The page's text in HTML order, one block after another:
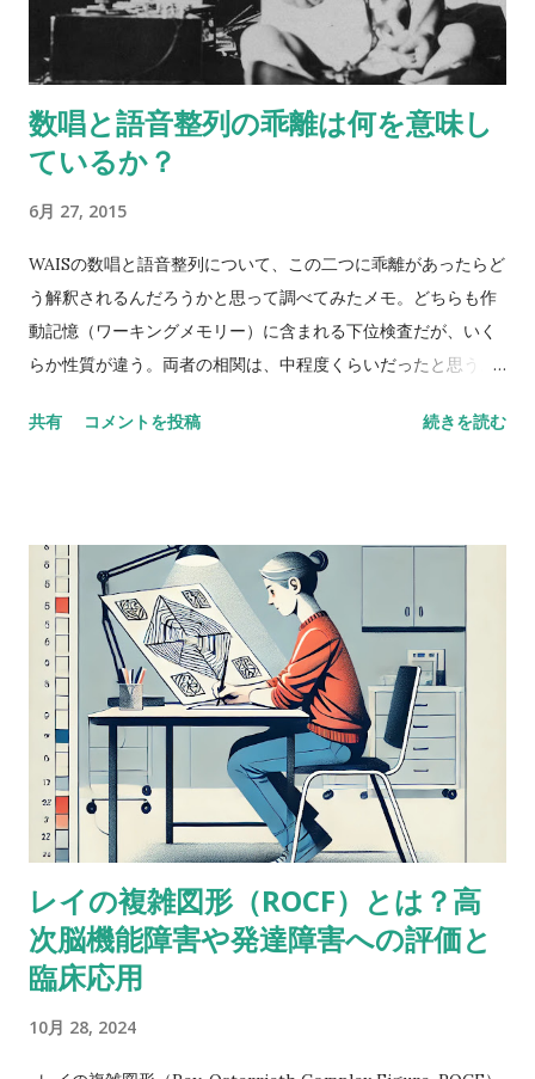
数唱と語音整列の乖離は何を意味し
ているか？
6月 27, 2015
WAISの数唱と語音整列について、この二つに乖離があったらど
う解釈されるんだろうかと思って調べてみたメモ。どちらも作
動記憶（ワーキングメモリー）に含まれる下位検査だが、いく
らか性質が違う。両者の相関は、中程度くらいだったと思う。
sequencing とある海外の掲示板（？）でのやりとり。 一方が
４点以上の乖離（discrepancy）があった場合は？ 実施した
ばかりのアセスメントを詳しく考えてみると、言葉の受容と表
出が明らかに難しいケースだったけど、視空間スキルと処理速
度はまったく問題なく保たれていた。-Miriam という問題提起
に対するスレッドのようだ。 私も以前に何度か同じようなパタ
ーンに出会ったことがあって似たようなことを考えたことがあ
るけど、ぜんぜん専門外だったから。あなたももう考えてるだ
ろうけど、語音整列はたぶんより複雑な課題だと思う。という
のも、数唱のように単に数字を扱うんじゃなくって、（文字と
数字という）二種類の情報を使ってそれを切り替えながら作業
しなきゃいけないから。被験者が教示を理解して、すべてをす
っかり頭に入れることができたという手応えはありました
か？ これ（語音整列）を実行するにはいくつかの操作が必要
特に障壁となるかもしれません。他の下位検査にもこの仮説が
共有 コメントを投稿 続きを読む
レイの複雑図形（ROCF）とは？高
次脳機能障害や発達障害への評価と
臨床応用
10月 28, 2024